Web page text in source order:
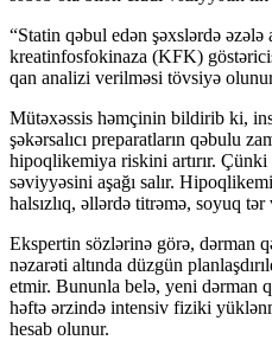
“Statin qəbul edən şəxslərdə əzələ
kreatinfosfokinaza (KFK)
qan analizi verilməsi tövsiyə
Mütəxəssis həmçinin bildirib ki,
şəkərsalıcı preparatların qəbulu
hipoqlikemiya riskini artırır.
səviyyəsini aşağı salır.
halsızlıq, əllərdə titrəmə, soyuq
Ekspertin sözlərinə görə, dərman
nəzarəti altında düzgün
etmir. Bununla belə, yeni dərman
həftə ərzində intensiv fiziki
hesab olunur.